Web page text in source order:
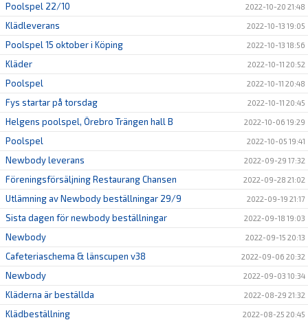
Poolspel 22/10 2022-10-20 21:48
Klädleverans 2022-10-13 19:05
Poolspel 15 oktober i Köping 2022-10-13 18:56
Kläder 2022-10-11 20:52
Poolspel 2022-10-11 20:48
Fys startar på torsdag 2022-10-11 20:45
Helgens poolspel, Örebro Trängen hall B 2022-10-06 19:29
Poolspel 2022-10-05 19:41
Newbody leverans 2022-09-29 17:32
Föreningsförsäljning Restaurang Chansen 2022-09-28 21:02
Utlämning av Newbody beställningar 29/9 2022-09-19 21:17
Sista dagen för newbody beställningar 2022-09-18 19:03
Newbody 2022-09-15 20:13
Cafeteriaschema & länscupen v38 2022-09-06 20:32
Newbody 2022-09-03 10:34
Kläderna är beställda 2022-08-29 21:32
Klädbeställning 2022-08-25 20:45